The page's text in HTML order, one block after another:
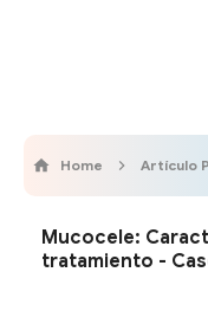
Home Artículo
Mucocele:
tratamiento -